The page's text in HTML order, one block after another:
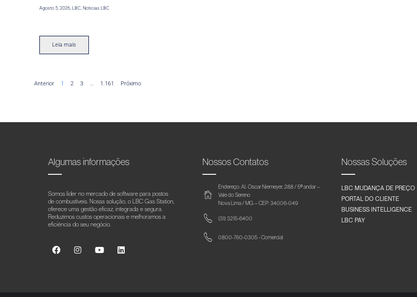
Agosto 5, 2026 ,LBC Noticias LBC
Leia mais
Anterior 1 2 3 … 1.161 Próximo
Algumas informações
Somos líder no mercado de software para postos
de combustíveis. Nossa solução, o LBC Gas Station,
oferece uma gestão eficaz, integrada e segura.
Reduzimos custos operacionais e melhoramos a
eficiência do seu negócio.
Nossos Contatos
Endereço: Al. Oscar Niemeyer, 288 / 5º andar –
Vale do Sereno
Nova Lima / MG – CEP: 34006-049
(31) 3215-6400
0800-760-0305 - Comercial
Nossas Soluções
LBC MUDANÇA DE PREÇO
PORTAL DO CLIENTE
BUSINESS INTELLIGENCE
LBC PAY